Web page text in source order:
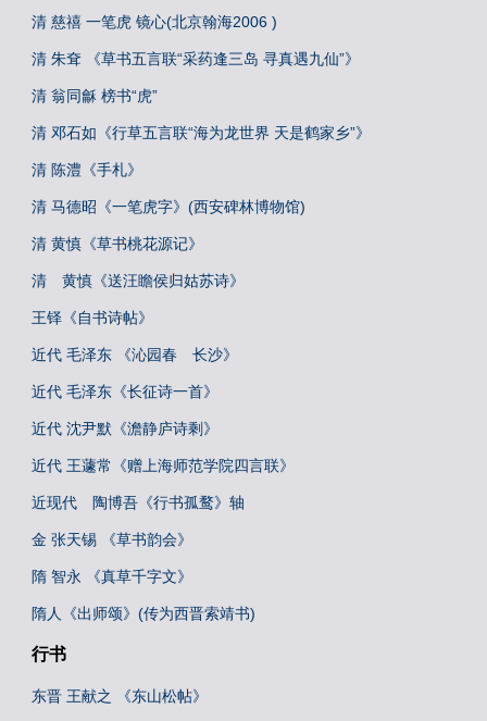
清 慈禧 一笔虎 镜心(北京翰海2006 )
清 朱耷 《草书五言联“采药逢三岛 寻真遇九仙”》
清 翁同龢 榜书“虎”
清 邓石如《行草五言联“海为龙世界 天是鹤家乡”》
清 陈澧《手札》
清 马德昭《一笔虎字》(西安碑林博物馆)
清 黄慎《草书桃花源记》
清 黄慎《送汪瞻侯归姑苏诗》
王铎《自书诗帖》
近代 毛泽东 《沁园春 长沙》
近代 毛泽东《长征诗一首》
近代 沈尹默《澹静庐诗剩》
近代 王蘧常《赠上海师范学院四言联》
近现代 陶博吾《行书孤鹜》轴
金 张天锡 《草书韵会》
隋 智永 《真草千字文》
隋人《出师颂》(传为西晋索靖书)
行书
东晋 王献之 《东山松帖》